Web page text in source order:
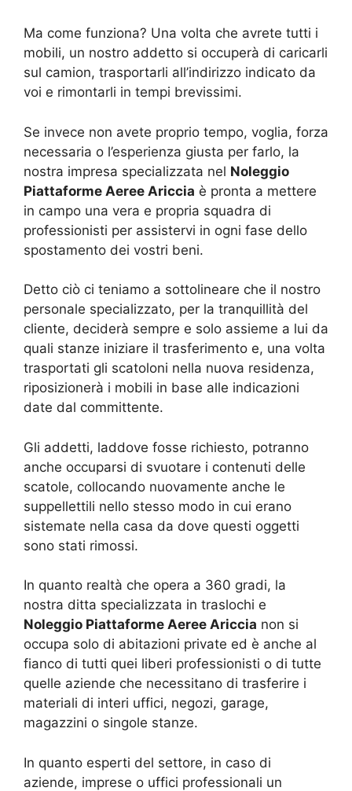
Ma come funziona? Una volta che avrete tutti i
mobili, un nostro addetto si occuperà di caricarli
sul camion, trasportarli all’indirizzo indicato da
voi e rimontarli in tempi brevissimi.
Se invece non avete proprio tempo, voglia, forza
necessaria o l’esperienza giusta per farlo, la
nostra impresa specializzata nel Noleggio
Piattaforme Aeree Ariccia è pronta a mettere
in campo una vera e propria squadra di
professionisti per assistervi in ogni fase dello
spostamento dei vostri beni.
Detto ciò ci teniamo a sottolineare che il nostro
personale specializzato, per la tranquillità del
cliente, deciderà sempre e solo assieme a lui da
quali stanze iniziare il trasferimento e, una volta
trasportati gli scatoloni nella nuova residenza,
riposizionerà i mobili in base alle indicazioni
date dal committente.
Gli addetti, laddove fosse richiesto, potranno
anche occuparsi di svuotare i contenuti delle
scatole, collocando nuovamente anche le
suppellettili nello stesso modo in cui erano
sistemate nella casa da dove questi oggetti
sono stati rimossi.
In quanto realtà che opera a 360 gradi, la
nostra ditta specializzata in traslochi e
Noleggio Piattaforme Aeree Ariccia non si
occupa solo di abitazioni private ed è anche al
fianco di tutti quei liberi professionisti o di tutte
quelle aziende che necessitano di trasferire i
materiali di interi uffici, negozi, garage,
magazzini o singole stanze.
In quanto esperti del settore, in caso di
aziende, imprese o uffici professionali un